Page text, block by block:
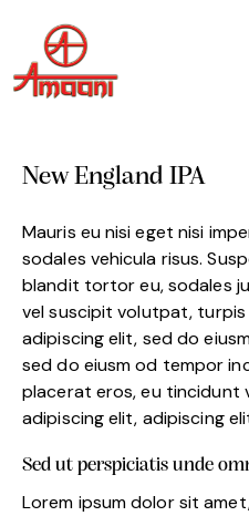
New England IPA
Mauris eu nisi eget nisi
sodales vehicula risus.
blandit tortor eu, sodales
vel suscipit volutpat,
adipiscing elit, sed do
sed do eiusm od tempor
placerat eros, eu tincidunt
adipiscing elit, adipiscing
Sed ut perspiciatis unde
Lorem ipsum dolor sit